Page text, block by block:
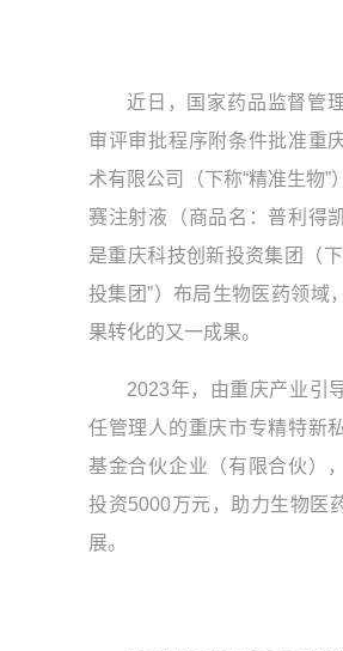
近日，国家药品监督管
审评审批程序附条件批准重
术有限公司（下称“精准生物”
赛注射液（商品名：普利得
是重庆科技创新投资集团（下
投集团”）布局生物医药领域
果转化的又一成果。
2023年，由重庆产业引
任管理人的重庆市专精特新
基金合伙企业（有限合伙）
投资5000万元，助力生物医
展。